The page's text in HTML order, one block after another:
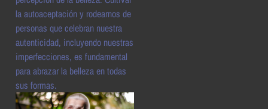
la autoaceptación y rodearnos de
personas que celebran nuestra
autenticidad, incluyendo nuestras
imperfecciones, es fundamental
para abrazar la belleza en todas
sus formas.